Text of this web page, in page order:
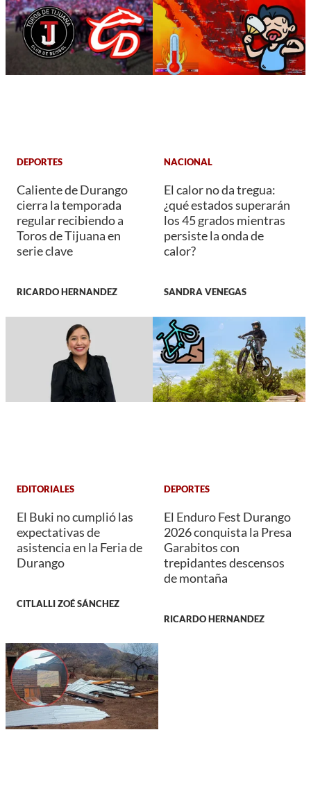
DEPORTES
Caliente de Durango
cierra la temporada
regular recibiendo a
Toros de Tijuana en
serie clave
RICARDO HERNANDEZ
NACIONAL
El calor no da tregua:
¿qué estados superarán
los 45 grados mientras
persiste la onda de
calor?
SANDRA VENEGAS
EDITORIALES
El Buki no cumplió las
expectativas de
asistencia en la Feria de
Durango
CITLALLI ZOÉ SÁNCHEZ
DEPORTES
El Enduro Fest Durango
2026 conquista la Presa
Garabitos con
trepidantes descensos
de montaña
RICARDO HERNANDEZ